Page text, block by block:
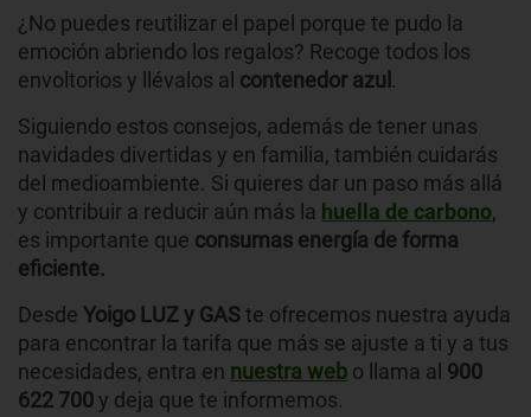
¿No puedes reutilizar el papel porque te pudo la
emoción abriendo los regalos? Recoge todos los
envoltorios y llévalos al contenedor azul .
Siguiendo estos consejos, además de tener unas
navidades divertidas y en familia, también cuidarás
del medioambiente. Si quieres dar un paso más allá
y contribuir a reducir aún más la huella de carbono,
es importante que consumas energía de forma
eficiente.
Desde Yoigo LUZ y GASte ofrecemos nuestra ayuda
para encontrar la tarifa que más se ajuste a ti y a tus
necesidades, entra en nuestra web o llama al 900
622 700y deja que te informemos.